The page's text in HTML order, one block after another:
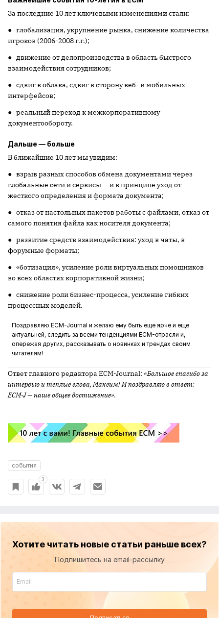
За последние 10 лет ключевыми изменениями стали:
● глобализация, укрупнение рынка, снижение количества
игроков (2006-2008 г.г.);
● движение от делопроизводства в область быстрого
взаимодействия сотрудников;
● сдвиг в облака, сдвиг в сторону веб- и мобильных
интерфейсов;
● реальный переход к межкорпоративному
документообороту.
Дальше — больше
В ближайшие 10 лет мы увидим:
● взрыв разных способов обмена документами через
глобальные сети и сервисы — и в принципе уход от
жесткого определения и формата документа;
● отказ от настольных пакетов работы с файлами, отказ от
самого понятия файла как носителя документа;
● развитие средств взаимодействия: уход в чаты, в
форумные форматы;
● «ботизация», усиление роли виртуальных помощников
во всех областях корпоративной жизни;
● снижение роли бизнес-процесса, усиление гибких
процессных моделей.
Поздравляю ECM-Journal и желаю ему быть еще ярче и еще
актуальней, следить за всеми тенденциями ECM-отрасли и,
опережая других, рассказывать о новинках и трендах своим
читателям!
Ответ главного редактора ECM-Journal: «Большое спасибо за
интервью и теплые слова, Максим! И поздравляю в ответ:
ECM-J — наше общее достижение».
события
3
Хотите читать новые статьи раньше всех?
Подпишитесь на email-рассылку